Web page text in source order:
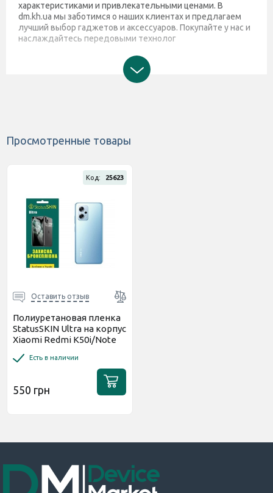
характеристиками и привлекательными ценами. В
dm.kh.ua мы заботимся о наших клиентах и предлагаем
лучший выбор гаджетов и аксессуаров. Покупайте у нас и
наслаждайтесь передовыми технолог
Просмотренные товары
Код: 25623
Оставить отзыв
Полиуретановая пленка
StatusSKIN Ultra на корпус
Xiaomi Redmi K50i/Note
X4...
Есть в наличии
550 грн